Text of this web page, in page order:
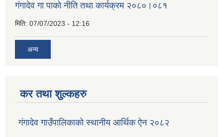
गंगादेव गा पाको नीति तथा कार्यक्रम २०८०।०८१
मिति: 07/07/2023 - 12:16
अन्य
कर तथा शुल्कहरु
गंगादेव गाउँपालिकाको स्थानीय आर्थिक ऐन २०८२